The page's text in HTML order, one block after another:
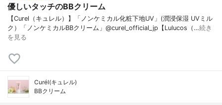
優しいタッチのBBクリーム
【Curel（キュレル）】「ノンケミカル化粧下地UV」(潤浸保湿 UVミル
ク）「ノンケミカルBBクリーム」@curel_official_jp【Lulucos（…続き
を見る
Curél(キュレル)
BBクリーム